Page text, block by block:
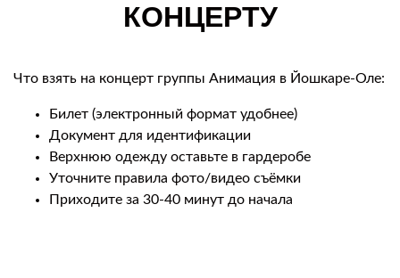
КОНЦЕРТУ
Что взять на концерт группы Анимация в Йошкаре-Оле:
Билет (электронный формат удобнее)
Документ для идентификации
Верхнюю одежду оставьте в гардеробе
Уточните правила фото/видео съёмки
Приходите за 30-40 минут до начала